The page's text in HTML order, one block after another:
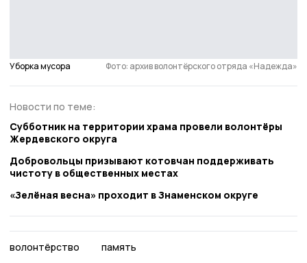
Уборка мусора Фото: архив волонтёрского отряда «Надежда»
Новости по теме:
Субботник на территории храма провели волонтёры
Жердевского округа
Добровольцы призывают котовчан поддерживать
чистоту в общественных местах
«Зелёная весна» проходит в Знаменском округе
волонтёрство память